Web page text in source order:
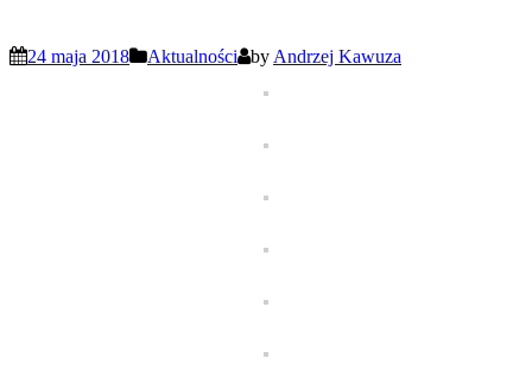
24 maja 2018 Aktualności by Andrzej Kawuza